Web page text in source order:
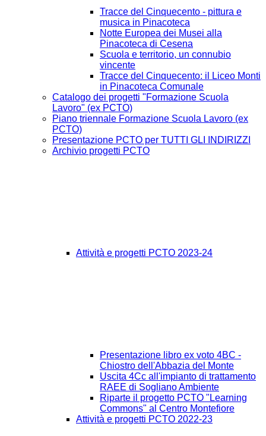
Tracce del Cinquecento - pittura e
musica in Pinacoteca
Notte Europea dei Musei alla
Pinacoteca di Cesena
Scuola e territorio, un connubio
vincente
Tracce del Cinquecento: il Liceo Monti
in Pinacoteca Comunale
Catalogo dei progetti "Formazione Scuola
Lavoro" (ex PCTO)
Piano triennale Formazione Scuola Lavoro (ex
PCTO)
Presentazione PCTO per TUTTI GLI INDIRIZZI
Archivio progetti PCTO
Attività e progetti PCTO 2023-24
Presentazione libro ex voto 4BC -
Chiostro dell'Abbazia del Monte
Uscita 4Cc all'impianto di trattamento
RAEE di Sogliano Ambiente
Riparte il progetto PCTO "Learning
Commons" al Centro Montefiore
Attività e progetti PCTO 2022-23